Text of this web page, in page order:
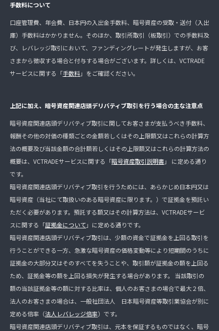
手数料について
口座管理費、年会費、日本円の入出金手数料、暗号資産の受取・送付（入出
庫）手数料はかかりません。そのほか、取引所取引（板取引）での手数料及
び、レバレッジ取引において、ファンディングレートが発生しますが、お客
さまから徴収する場合と付与する場合がございます。詳しくは、VCTRADE
サービスに関する「手数料」をご確認ください。
上記に加え、暗号資産関連店頭デリバティブ取引を行う場合の主な注意点
暗号資産関連店頭デリバティブ取引に関してお客さまが支払うべき手数料、
報酬その他の対価の種類ごとの金額若しくはその上限額又はこれらの計算方
法の概要及び当該金額の合計額若しくはその上限額又はこれらの計算方法の
概要は、VCTRADEサービスに関する「暗号資産取引説明書」 に定める通り
です。
暗号資産関連店頭デリバティブ取引を行うためには、あらかじめ日本円又は
暗号資産（当社にて取扱いのある暗号資産に限ります。）で証拠金を預託い
ただく必要があります。預託する額又はその計算方法は、VCTRADEサービ
スに関する「証拠金について 」に定める通りです。
暗号資産関連店頭デリバティブ取引は、少額の資金で証拠金を上回る取引を
行うことができる一方、急激な暗号資産の価格変動等により短期間のうちに
証拠金の大部分又はそのすべてを失うことや、取引額が証拠金の額を上回る
ため、証拠金等の額を上回る損失が発生する場合があります。 当該取引の
額の当該証拠金等の額に対する比率は、個人のお客さまの場合で最大２倍、
法人のお客さまの場合は、一般社団法人 日本暗号資産等取引業協会が別に
定める倍率（法人レバレッジ倍率）です。
暗号資産関連店頭デリバティブ取引は、元本を保証するものではなく、暗号